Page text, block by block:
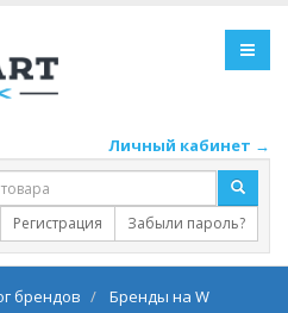
Личный кабинет →
Регистрация Забыли пароль?
брендов
Бренды на W